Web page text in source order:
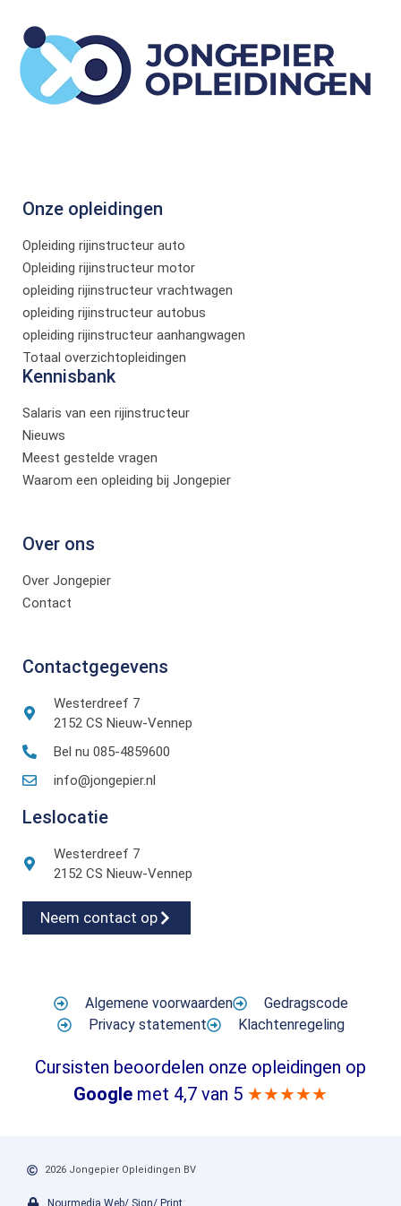
Onze opleidingen
Opleiding rijinstructeur auto
Opleiding rijinstructeur motor
opleiding rijinstructeur vrachtwagen
opleiding rijinstructeur autobus
opleiding rijinstructeur aanhangwagen
Totaal overzichtopleidingen
Kennisbank
Salaris van een rijinstructeur
Nieuws
Meest gestelde vragen
Waarom een opleiding bij Jongepier
Over ons
Over Jongepier
Contact
Contactgegevens
Westerdreef 7
2152 CS Nieuw-Vennep
Bel nu 085-4859600
info@jongepier.nl
Leslocatie
Westerdreef 7
2152 CS Nieuw-Vennep
Neem contact op
Algemene voorwaarden
Gedragscode
Privacy statement
Klachtenregeling
Cursisten beoordelen onze opleidingen op
Google met 4,7 van 5 ★★★★★
2026 Jongepier Opleidingen BV
Nourmedia Web/ Sign/ Print